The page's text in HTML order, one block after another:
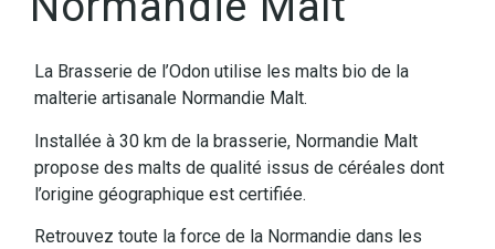
La Brasserie de l’Odon utilise les malts bio de la
malterie artisanale Normandie Malt.
Installée à 30 km de la brasserie, Normandie Malt
propose des malts de qualité issus de céréales dont
l’origine géographique est certifiée.
Retrouvez toute la force de la Normandie dans les